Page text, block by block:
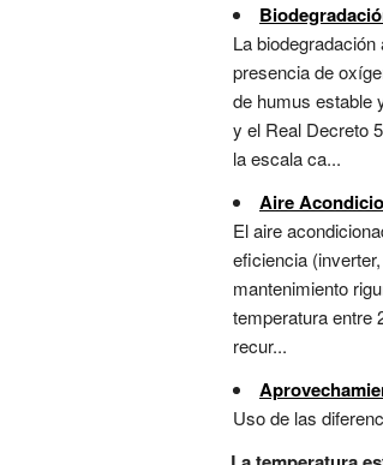
La
presencia de
de humus estable
y el Real Decreto
la escala ca...
Aire
El aire
eficiencia
mantenimiento
temperatura entre
recur...
Uso de las